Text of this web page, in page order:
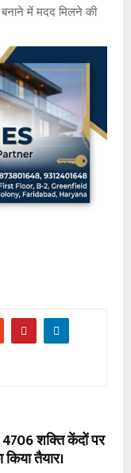
में मदद मिलने की
शक्ति केंदों पर
तैयार।